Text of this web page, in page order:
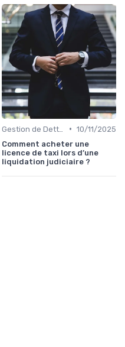
• 10/11/2025
Comment acheter une
licence de taxi lors d’une
liquidation judiciaire ?